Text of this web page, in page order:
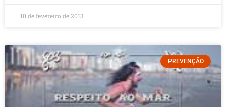
10 de fevereiro de 2013
PREVENÇÃO